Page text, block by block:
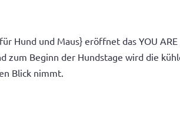
Hund und Maus} eröffnet das YOU ARE
zum Beginn der Hundstage wird die
Blick nimmt.